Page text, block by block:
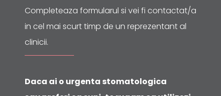
Completeaza formularul si vei fi contactat/a
in cel mai scurt timp de un reprezentant al
clinicii.
Daca ai o urgenta stomatologica